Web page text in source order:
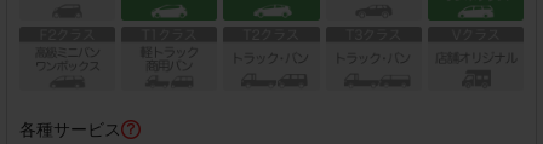
各種サービス